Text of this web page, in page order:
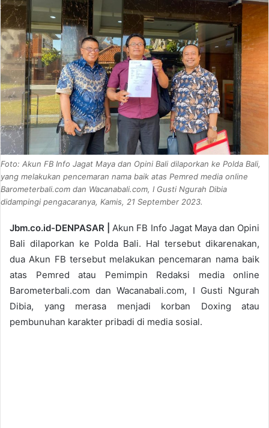
Foto: Akun FB Info Jagat Maya dan Opini Bali dilaporkan ke Polda Bali,
yang melakukan pencemaran nama baik atas Pemred media online
Barometerbali.com dan Wacanabali.com, I Gusti Ngurah Dibia
didampingi pengacaranya, Kamis, 21 September 2023.
Jbm.co.id-DENPASAR |
Akun FB Info Jagat Maya dan Opini
Bali dilaporkan ke Polda Bali. Hal tersebut dikarenakan,
dua Akun FB tersebut melakukan pencemaran nama baik
atas Pemred atau Pemimpin Redaksi media online
Barometerbali.com dan Wacanabali.com, I Gusti Ngurah
Dibia, yang merasa menjadi korban Doxing atau
pembunuhan karakter pribadi di media sosial.